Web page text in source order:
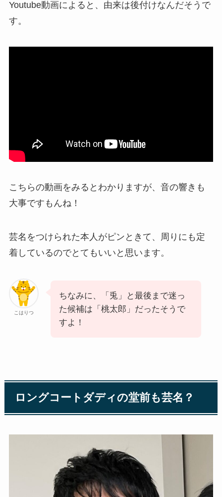
Youtube動画によると、由来は後付けなんだそうで
す。
こちらの動画をみるとわかりますが、音の響きも
大事ですもんね！
芸名をつけられた本人がピンときて、周りにも定
着しているのでとてもいいと思います。
こはりつ
ちなみに、「兎」と最後まで迷っ
た候補は「桃太郎」だったそうで
すよ！
ロングコートダディの堂前も芸名？